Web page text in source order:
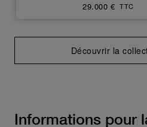
29.000 € TTC
Découvrir la
Informations pour